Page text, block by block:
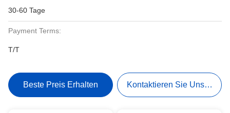
30-60 Tage
Payment Terms:
T/T
Beste Preis Erhalten Kontaktieren Sie Uns Jetzt